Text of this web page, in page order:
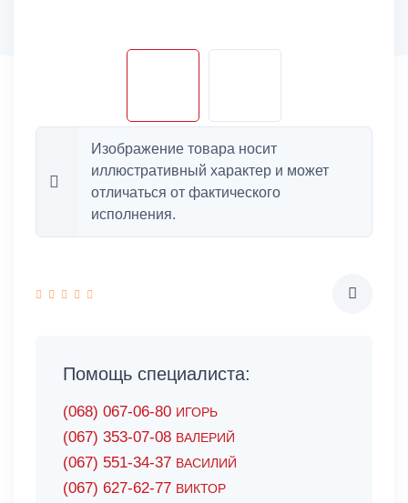
Изображение товара носит
иллюстративный характер и может
отличаться от фактического
исполнения.
Помощь специалиста:
(068) 067-06-80 ИГОРЬ
(067) 353-07-08 ВАЛЕРИЙ
(067) 551-34-37 ВАСИЛИЙ
(067) 627-62-77 ВИКТОР